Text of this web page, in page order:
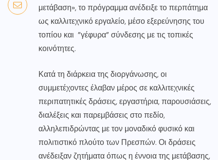
μετάβαση», το πρόγραμμα ανέδειξε το περπάτημα
ως καλλιτεχνικό εργαλείο, μέσο εξερεύνησης του
τοπίου και ”γέφυρα” σύνδεσης με τις τοπικές
κοινότητες.
Κατά τη διάρκεια της διοργάνωσης, οι
συμμετέχοντες έλαβαν μέρος σε καλλιτεχνικές
περιπατητικές δράσεις, εργαστήρια, παρουσιάσεις,
διαλέξεις και παρεμβάσεις στο πεδίο,
αλληλεπιδρώντας με τον μοναδικό φυσικό και
πολιτιστικό πλούτο των Πρεσπών. Οι δράσεις
ανέδειξαν ζητήματα όπως η έννοια της μετάβασης,